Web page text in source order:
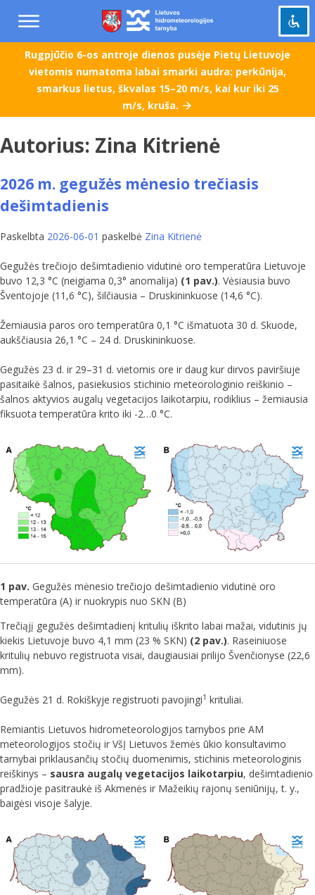
Pažymėti antraštes
zoom_out Tolinti
Priartinti
Sumažinti šriftą
brightness_high Šviesus kontrastas
brightness_low Tamsus kontrastas
Grąžinti
į
pradinę
būseną
cached
Rugpjūčio 6-os antroje dienos pusėje Pietų Lietuvoje
vietomis numatoma labai smarki audra: perkūnija,
smarkus lietus, škvalas 15–20 m/s, kai kur iki 25
m/s, kruša.
Autorius: Zina Kitrienė
2026 m. gegužės mėnesio trečiasis
dešimtadienis
Paskelbta 2026-06-01 paskelbė Zina Kitrienė
Gegužės trečiojo dešimtadienio vidutinė oro temperatūra Lietuvoje
buvo 12,3 °C (neigiama 0,3° anomalija) (1 pav.). Vėsiausia buvo
Šventojoje (11,6 °C), šilčiausia – Druskininkuose (14,6 °C).
Žemiausia paros oro temperatūra 0,1 °C išmatuota 30 d. Skuode,
aukščiausia 26,1 °C – 24 d. Druskininkuose.
Gegužės 23 d. ir 29–31 d. vietomis ore ir daug kur dirvos paviršiuje
pasitaikė šalnos, pasiekusios stichinio meteorologinio reiškinio –
šalnos aktyvios augalų vegetacijos laikotarpiu, rodiklius – žemiausia
fiksuota temperatūra krito iki -2…0 °C.
1 pav. Gegužės mėnesio trečiojo dešimtadienio vidutinė oro
temperatūra (A) ir nuokrypis nuo SKN (B)
Trečiąjį gegužės dešimtadienį kritulių iškrito labai mažai, vidutinis jų
kiekis Lietuvoje buvo 4,1 mm (23 % SKN) (2 pav.). Raseiniuose
kritulių nebuvo registruota visai, daugiausiai prilijo Švenčionyse (22,6
mm).
Gegužės 21 d. Rokiškyje registruoti pavojingi1 krituliai.
Remiantis Lietuvos hidrometeorologijos tarnybos prie AM
meteorologijos stočių ir VšĮ Lietuvos žemės ūkio konsultavimo
tarnybai priklausančių stočių duomenimis, stichinis meteorologinis
reiškinys – sausra augalų vegetacijos laikotarpiu, dešimtadienio
pradžioje pasitraukė iš Akmenės ir Mažeikių rajonų seniūnijų, t. y.,
baigėsi visoje šalyje.